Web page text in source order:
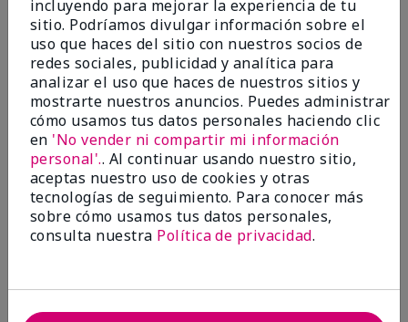
Satisfied
EnviadoHace 3 meses
porKeyrone
de LaBelle, FL
Evaluado en
marykay.com/en-us/
Since using MK products, my skin hasn't been as oily.
I've received compliments that my complexion has
improved, and most of all, my skin doesn't feel dry or
irritated after use. Moisturizers are usually hard to
Tyre, for introducing me to these products!
incluyendo para mejorar la experiencia de tu
sitio. Podríamos divulgar información sobre el
uso que haces del sitio con nuestros socios de
redes sociales, publicidad y analítica para
analizar el uso que haces de nuestros sitios y
mostrarte nuestros anuncios. Puedes administrar
cómo usamos tus datos personales haciendo clic
en 'No vender ni compartir mi información
personal'.. Al continuar usando nuestro sitio,
aceptas nuestro uso de cookies y otras
tecnologías de seguimiento. Para conocer más
sobre cómo usamos tus datos personales,
consulta nuestra Política de privacidad.